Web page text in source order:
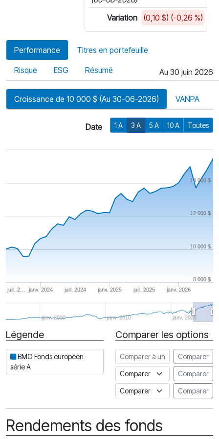
Variation (0,10 $) (-0,26 %)
Performance Titres en portefeuille
Risque ESG Résumé Au 30 juin 2026
Croissance de 10 000 $ (Au 30-06-2026) VANPA
Date 1 A 3 A 5 A 10 A Toutes
janv. 2025
juill. 2… janv. 2024 juill. 2024 juill. 2025 janv. 2026
janv. 2000 janv. 2010 janv. 2020
10 000 $
8 000 $
12 000 $
14 000 $
Date
Légende
BMO Fonds européen
série A
Comparer les options
Comparer à un autre fonds
Comparer
Comparer à un indiceComparer
Comparer à un Indice de
Comparer
Rendements des fonds